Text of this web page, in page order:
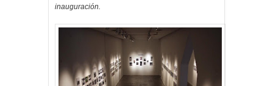
inauguración.